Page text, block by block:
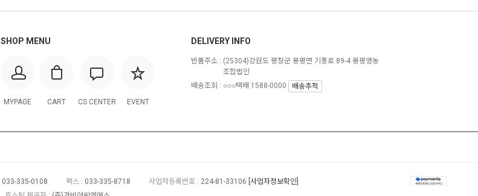
SHOP MENU
MYPAGE CART CS CENTER EVENT
DELIVERY INFO
반품주소 : (25304)강원도 평창군 봉평면 기풍로 89-4 봉평영농
조합법인
배송조회 : ○○○택배 1588-0000
배송추적
033-335-0108 팩스 : 033-335-8718 사업자등록번호 : 224-81-33106 [사업자정보확인]